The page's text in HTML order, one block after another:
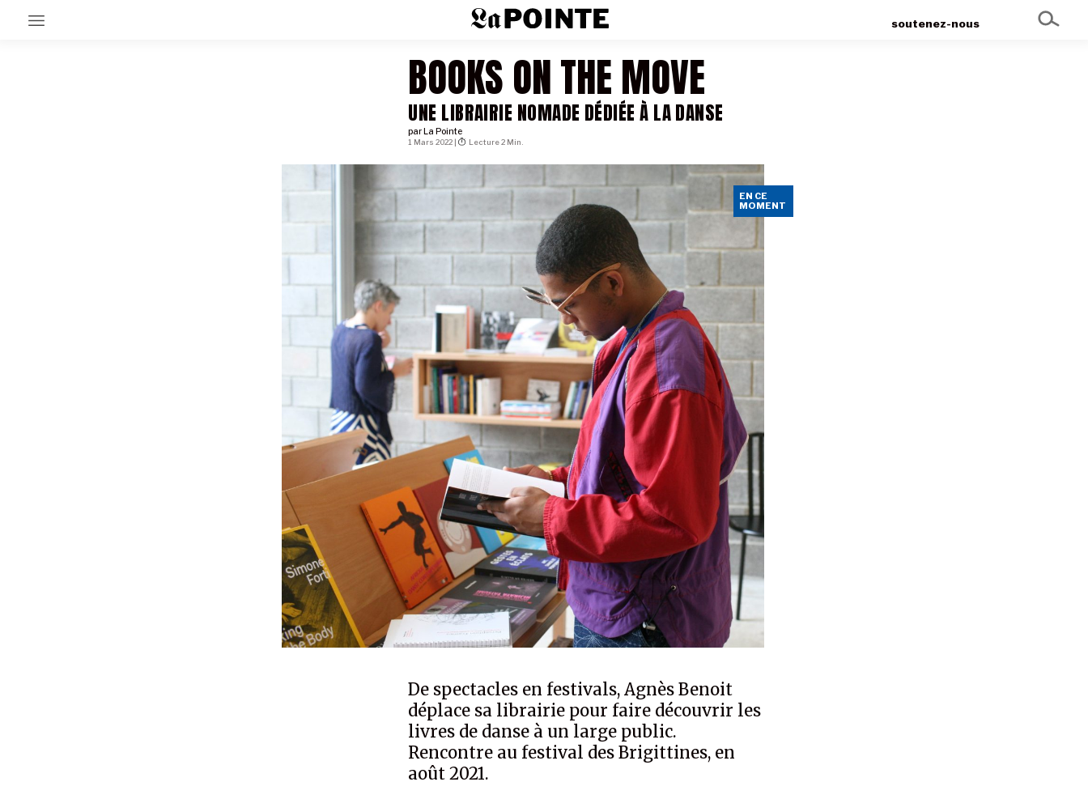
soutenez-nous
BOOKS ON THE MOVE
UNE LIBRAIRIE NOMADE DÉDIÉE À LA DANSE
EN CE
MOMENT
par La Pointe
De spectacles en festivals, Agnès Benoit
déplace sa librairie pour faire découvrir les
livres de danse à un large public.
Rencontre au festival des Brigittines, en
août 2021.
1 Mars 2022 | Lecture 2 Min.